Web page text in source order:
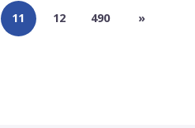
11 12 490 »